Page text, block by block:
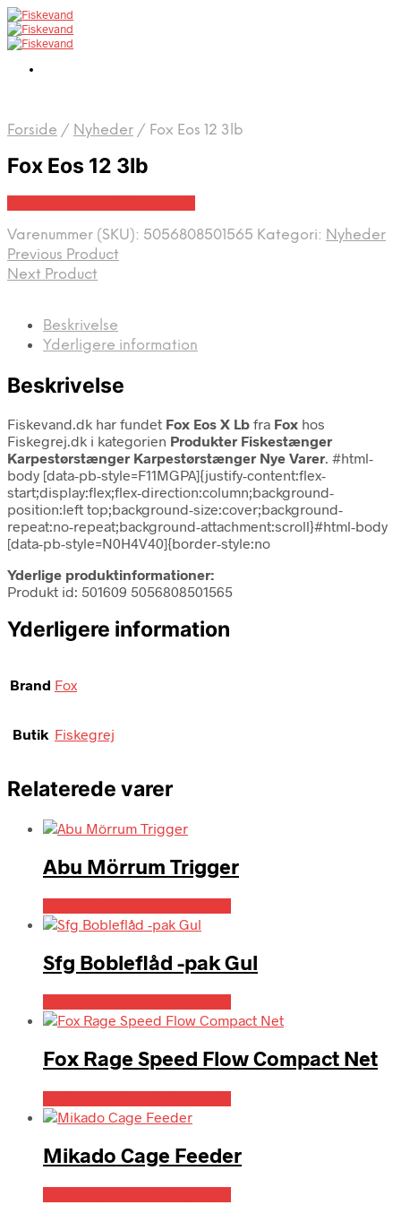
Forside / Nyheder / Fox Eos 12 3lb
Fox Eos 12 3lb
Varenummer (SKU): 5056808501565 Kategori: Nyheder
Previous Product
Next Product
Beskrivelse
Yderligere information
Beskrivelse
Fiskevand.dk har fundet Fox Eos X Lb fra Fox hos
Fiskegrej.dk i kategorien Produkter Fiskestænger
Karpestørstænger Karpestørstænger Nye Varer. #html-
body [data-pb-style=F11MGPA]{justify-content:flex-
start;display:flex;flex-direction:column;background-
position:left top;background-size:cover;background-
repeat:no-repeat;background-attachment:scroll}#html-body
[data-pb-style=N0H4V40]{border-style:no
Yderlige produktinformationer:
Produkt id: 501609 5056808501565
Yderligere information
Brand Fox
Butik Fiskegrej
Relaterede varer
Abu Mörrum Trigger
Sfg Bobleflåd -pak Gul
Fox Rage Speed Flow Compact Net
Mikado Cage Feeder